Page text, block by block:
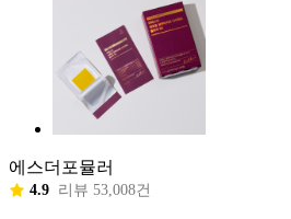
에스더포뮬러
4.9 리뷰 53,008건